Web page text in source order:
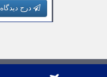
درج دیدگاه